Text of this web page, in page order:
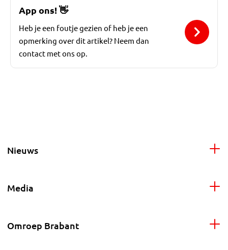
App ons!👋
Heb je een foutje gezien of heb je een
opmerking over dit artikel? Neem dan
contact met ons op.
Nieuws
Media
Omroep Brabant